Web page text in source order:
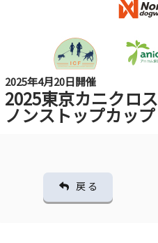
2025年4月20日開催
2025東京カニクロス
ノンストップカップ
戻 る